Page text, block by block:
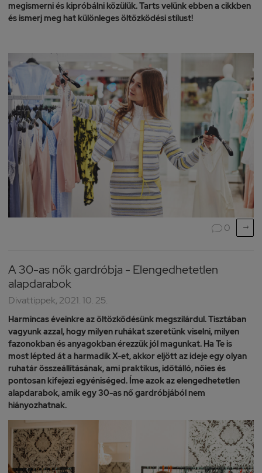
megismerni és kipróbálni közülük. Tarts velünk ebben a cikkben
és ismerj meg hat különleges öltözködési stílust!
0 
A 30-as nők gardróbja - Elengedhetetlen
alapdarabok
Divattippek, 2021. 10. 25.
Harmincas éveinkre az öltözködésünk megszilárdul. Tisztában
vagyunk azzal, hogy milyen ruhákat szeretünk viselni, milyen
fazonokban és anyagokban érezzük jól magunkat. Ha Te is
most lépted át a harmadik X-et, akkor eljött az ideje egy olyan
ruhatár összeállításának, ami praktikus, időtálló, nőies és
pontosan kifejezi egyéniséged. Íme azok az elengedhetetlen
alapdarabok, amik egy 30-as nő gardróbjából nem
hiányozhatnak.